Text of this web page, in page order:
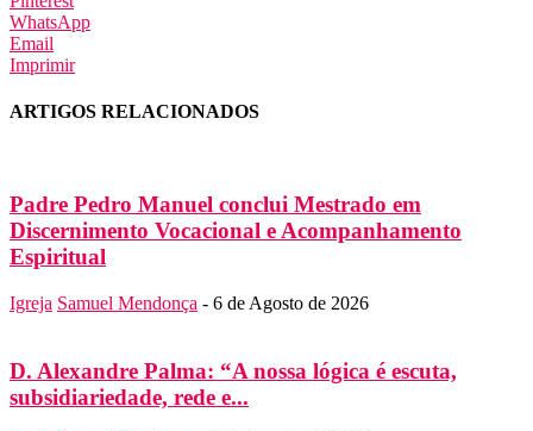
WhatsApp
Email
Imprimir
ARTIGOS RELACIONADOS
Padre Pedro Manuel conclui Mestrado em
Discernimento Vocacional e Acompanhamento
Espiritual
Igreja Samuel Mendonça - 6 de Agosto de 2026
D. Alexandre Palma: “A nossa lógica é escuta,
subsidiariedade, rede e...